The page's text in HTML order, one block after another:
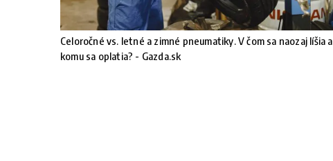
Celoročné vs. letné a zimné pneumatiky. V čom sa naozaj líšia a
komu sa oplatia? - Gazda.sk